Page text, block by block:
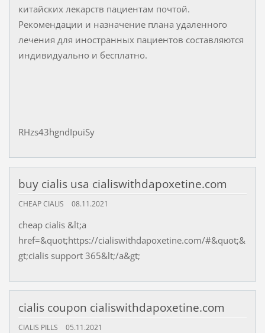
китайских лекарств пациентам почтой.
Рекомендации и назначение плана удаленного
лечения для иностранных пациентов составляются
индивидуально и бесплатно.
RHzs43hgndIpuiSy
buy cialis usa cialiswithdapoxetine.com
CHEAP CIALIS 08.11.2021
cheap cialis &lt;a
href=&quot;https://cialiswithdapoxetine.com/#&quot;&
gt;cialis support 365&lt;/a&gt;
cialis coupon cialiswithdapoxetine.com
CIALIS PILLS 05.11.2021